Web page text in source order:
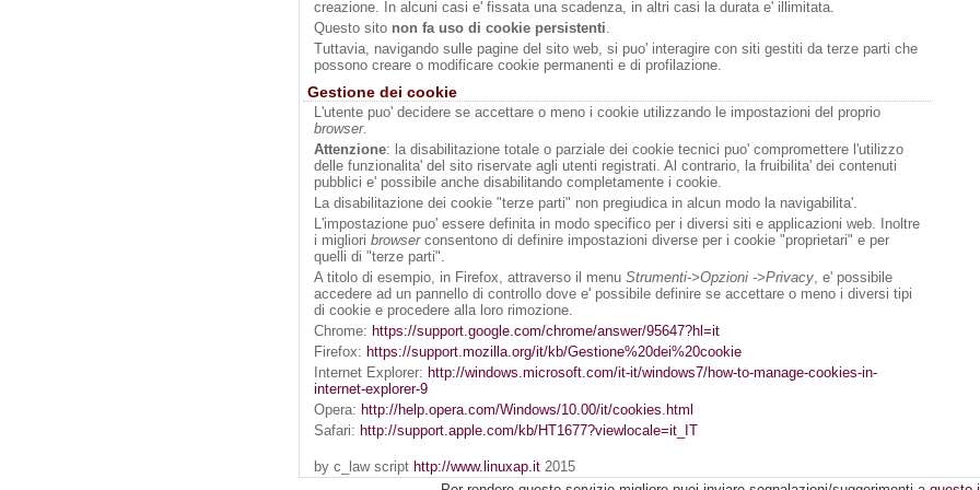
creazione. In alcuni casi e' fissata una scadenza, in altri casi la durata e' illimitata.
Questo sito non fa uso di cookie persistenti.
Tuttavia, navigando sulle pagine del sito web, si puo' interagire con siti gestiti da terze parti che
possono creare o modificare cookie permanenti e di profilazione.
Gestione dei cookie
L'utente puo' decidere se accettare o meno i cookie utilizzando le impostazioni del proprio
browser.
Attenzione: la disabilitazione totale o parziale dei cookie tecnici puo' compromettere l'utilizzo
delle funzionalita' del sito riservate agli utenti registrati. Al contrario, la fruibilita' dei contenuti
pubblici e' possibile anche disabilitando completamente i cookie.
La disabilitazione dei cookie "terze parti" non pregiudica in alcun modo la navigabilita'.
L'impostazione puo' essere definita in modo specifico per i diversi siti e applicazioni web. Inoltre
i migliori browserconsentono di definire impostazioni diverse per i cookie "proprietari" e per
quelli di "terze parti".
A titolo di esempio, in Firefox, attraverso il menu Strumenti->Opzioni ->Privacy, e' possibile
accedere ad un pannello di controllo dove e' possibile definire se accettare o meno i diversi tipi
di cookie e procedere alla loro rimozione.
Chrome: https://support.google.com/chrome/answer/95647?hl=it
Firefox: https://support.mozilla.org/it/kb/Gestione%20dei%20cookie
Internet Explorer: http://windows.microsoft.com/it-it/windows7/how-to-manage-cookies-in-
internet-explorer-9
Opera: http://help.opera.com/Windows/10.00/it/cookies.html
Safari: http://support.apple.com/kb/HT1677?viewlocale=it_IT
by c_law script http://www.linuxap.it 2015